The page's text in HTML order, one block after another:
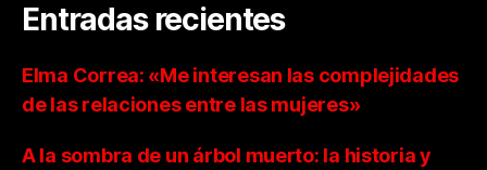
Entradas recientes
Elma Correa: «Me interesan las complejidades
de las relaciones entre las mujeres»
A la sombra de un árbol muerto: la historia y